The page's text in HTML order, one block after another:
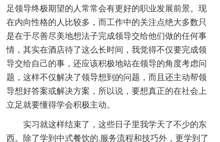
足领导终极期望的人常常会有更好的职业发展前景。现
在内向性格的人比较多，而工作中的关注点绝大多数只
是在于尽善尽美地想法子完成领导交给他们做的任何事
情，其实在酒店待了这么长时间，我觉得不仅要完成领
导交给自己的事，还应该积极地站在领导的角度考虑问
题，这样不仅解决了领导想到的问题，而且还主动帮领
导想好答案或解决方案，所以说，要想真正的在社会上
立足就要懂得学会积极主动。
实习就这样结束了，这些日子里我学天了不少的东
西。除了学到中式餐饮的.服务流程和技巧外，更学到了